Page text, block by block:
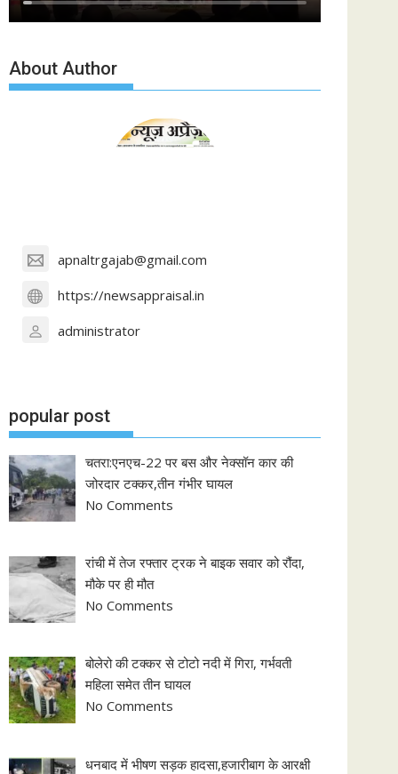
About Author
apnaltrgajab@gmail.com
https://newsappraisal.in
administrator
popular post
चतरा:एनएच-22 पर बस और नेक्सॉन कार की
जोरदार टक्कर,तीन गंभीर घायल
No Comments
रांची में तेज रफ्तार ट्रक ने बाइक सवार को रौंदा,
मौके पर ही मौत
No Comments
बोलेरो की टक्कर से टोटो नदी में गिरा, गर्भवती
महिला समेत तीन घायल
No Comments
धनबाद में भीषण सड़क हादसा,हजारीबाग के आरक्षी